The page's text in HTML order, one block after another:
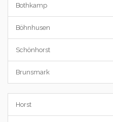
Bothkamp
Böhnhusen
Schönhorst
Brunsmark
Horst